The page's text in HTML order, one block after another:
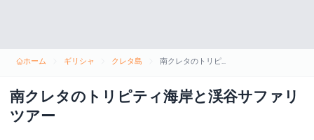
ホーム ギリシャ クレタ島 南クレタのトリピティ海岸と渓谷サファリツアー
南クレタのトリピティ海岸と渓谷サファリ
ツアー